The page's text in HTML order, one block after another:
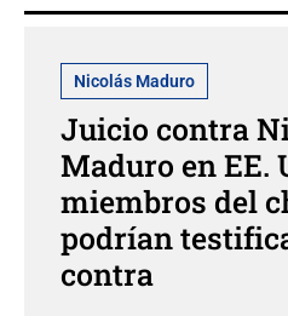
Nicolás Maduro
Juicio contra
Maduro en EE.
miembros del
podrían
contra